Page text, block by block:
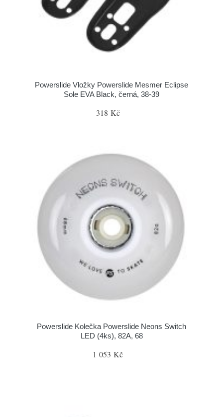
Powerslide Vložky Powerslide Mesmer Eclipse
Sole EVA Black, černá, 38-39
318 Kč
Powerslide Kolečka Powerslide Neons Switch
LED (4ks), 82A, 68
1 053 Kč